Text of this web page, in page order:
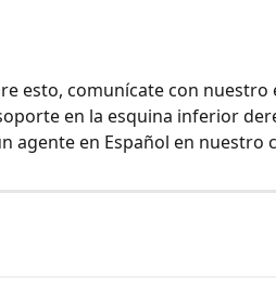
esto, comunícate con
en la esquina inferior
agente en Español en nuestro